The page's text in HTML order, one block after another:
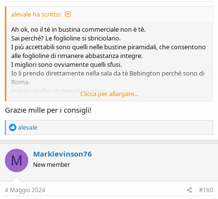
alevale ha scritto:
Ah ok, no il tè in bustina commerciale non è tè.
Sai perché? Le foglioline si sbriciolano.
I più accettabili sono quelli nelle bustine piramidali, che consentono
alle foglioline di rimanere abbastanza integre.
I migliori sono ovviamente quelli sfusi.
Io li prendo direttamente nella sala da tè Bebington perché sono di
Roma.
Hanno anche un negozio on line.
Sui vari tipi di miscela dipende dai gusti personali, io preferisco i tè
neri, indiani, molto forti.
I tempi di infusione te li ho detti.
Non Zuccherato, al limite con l'aggiunta di latte, è il modo migliore
per apprezzare al meglio il sapore in purezza, dipende dell'abitudine,
come per il caffè, credo, perché non lo bevo.
Una buona soluzione/compromesso tra i commerciali e' il Twinings
in bustine piramidali, ma certo è una pallida imitazione di quello
sfuso. Altrimenti nei negozi on line, ovvio che il prezzo non è quello
dei commerciali.
Per la preparazione devi far attenzione all'acqua (un ingrediente
fondamentale del tè spesso trascurata) perché deve avere poco
Clicca per allargare...
Grazie mille per i consigli!
R
e
a
c
t
i
o
n
s
alevale
M Marklevinson76
New member
4 Maggio 2024 #160